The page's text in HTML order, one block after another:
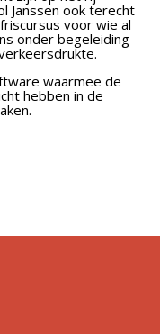
Janssen ook terecht
voor wie al
onder begeleiding
waarmee de
hebben in de